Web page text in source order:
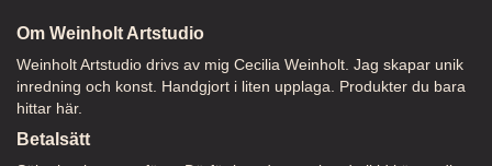
Om Weinholt Artstudio
Weinholt Artstudio drivs av mig Cecilia Weinholt. Jag skapar unik
inredning och konst. Handgjort i liten upplaga. Produkter du bara
hittar här.
Betalsätt